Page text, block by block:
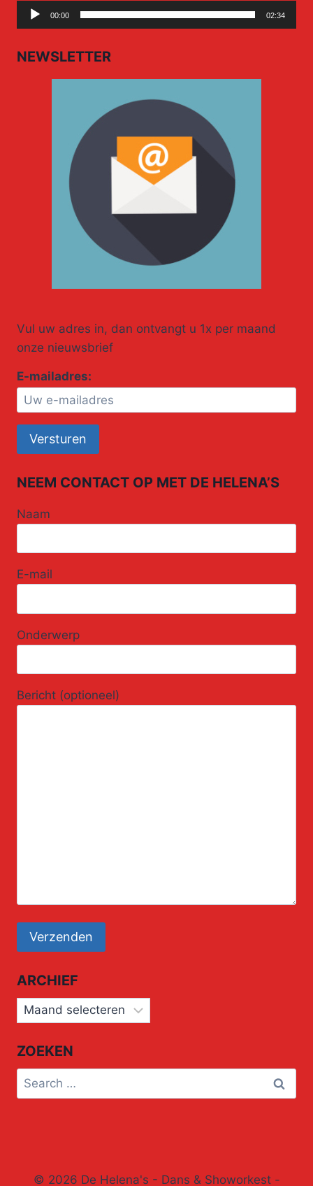
Audio
Player
00:00 02:34
NEWSLETTER
Vul uw adres in, dan ontvangt u 1x per maand
onze nieuwsbrief
E-mailadres:
NEEM CONTACT OP MET DE HELENA’S
Naam
E-mail
Onderwerp
Bericht (optioneel)
ARCHIEF
Archief
ZOEKEN
Search
for:
© 2026 De Helena's - Dans & Showorkest -